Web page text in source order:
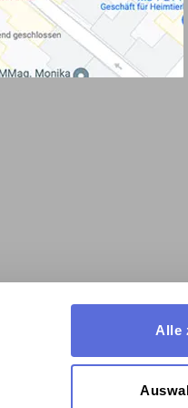
Alle